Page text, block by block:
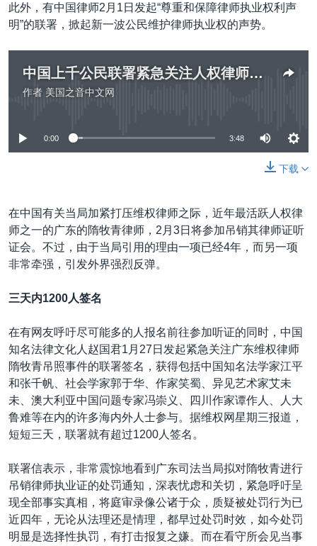
关注西藏
GEN Z 看美国
此外，有中国律师2月1日发起“尊重和保障律师执业权利声
明”的联署，掀起新一波公民维护律师执业权的声势。
中国上千公民联署紧急关注人权律师吊照事件
作者 美国之音中文网
0:00 3:48
下载
在中国有关当局加紧打压维权律师之际，近年最活跃人权律
师之一的广东的隋牧青律师，2月3日将参加吊销其律师证听
证会。不过，由于当局引用的理由一项已经4年，而另一项
非常牵强，引发外界强烈反弹。
三天内1200人签名
在有网友呼吁尽可能多的人报名前往参加听证的同时，中国
知名法律文化人赵国君1月27日发起紧急关注广东维权律师
隋牧青吊照事件的联署签名，获得包括中国知名法学家江平
和张千帆、社会学家郭于华、作家笑蜀、异见艺术家艾未
未、澳大利亚中国问题专家冯崇义、四川作家谭作人、人大
鲁难等在内的许多海内外人士参与。据维权网星期三报道，
短短三天，联署就有超过1200人签名。
联署信表示，非常震惊地看到广东司法当局拟对隋牧青进行
吊销律师执业证的处罚通知，深表忧虑和关切，紧急呼吁呈
现全部事实真相，将庭审录像公诸于众，质疑被处罚行为已
近四年，无论从法理还是情理，都早过处罚时效，如今处罚
明显是选择性执罚，有打击报复之嫌。而在看守所会见当事